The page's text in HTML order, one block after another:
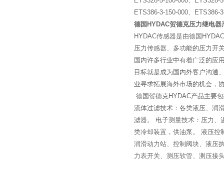
ETS386-3-150-000、ETS386-
德国HYDAC贺德克压力继电器
HYDAC传感器是由德国
压力传感器、多功能的压力开
国内许多行业中有着广泛的应
目标就是成为国内外客户沟通
业寻求拓展海外市场的机会，
德国贺德克HYDAC产品主要
流体过滤技术：各类液压、润
滤器。 电子测量技术：压力、
类冷却装置，供油泵。 液压控
润滑动力站、控制阀块、液压
力表开关、测压软管、测压接